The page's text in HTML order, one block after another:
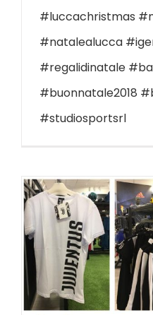
#luccachristmas
#natalealucca
#regalidinatale
#buonnatale2018
#studiosportsrl